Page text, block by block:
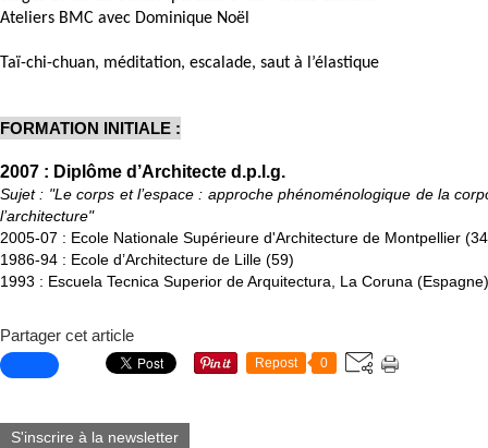
Ateliers BMC avec Dominique Noël
Taï-chi-chuan, méditation, escalade, saut à l’élastique
FORMATION INITIALE :
2007 : Diplôme d’Architecte d.p.l.g.
Sujet : "Le corps et l’espace : approche phénoménologique de la
l’architecture"
2005-07 : Ecole Nationale Supérieure d'Architecture de Montpellier
1986-94 : Ecole d’Architecture de Lille (59)
1993 : Escuela Tecnica Superior de Arquitectura, La Coruna (Espagne)
Partager cet article
Repost 0
S'inscrire à la newsletter